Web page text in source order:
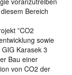
Bereich
”CO2
sowie
Karasek 3
Bau einer
von CO2 der